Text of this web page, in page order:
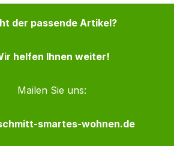
der passende Artikel?
helfen Ihnen weiter!
Mailen Sie uns:
smartes-wohnen.de